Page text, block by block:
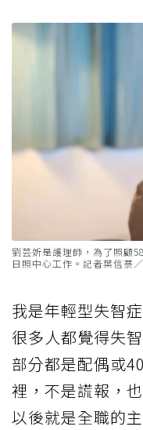
劉芸妡是護理師，為了照顧
日照中心工作。記者葉信菉
我是年輕型失智
很多人都覺得失
部分都是配偶或
裡，不是謊報，
以後就是全職的